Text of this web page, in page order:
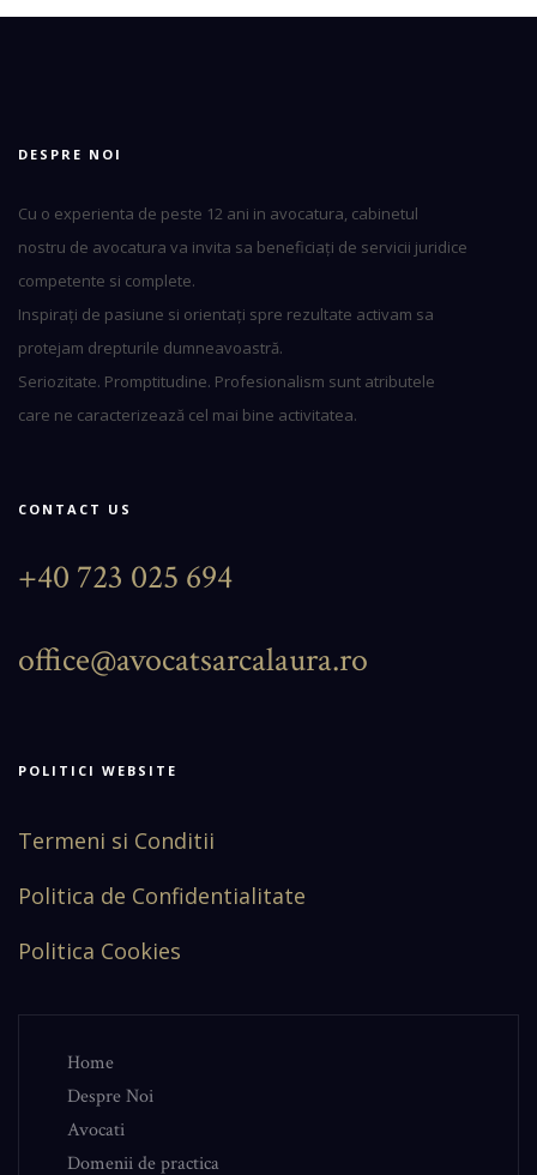
DESPRE NOI
Cu o experienta de peste 12 ani in avocatura, cabinetul
nostru de avocatura va invita sa beneficiați de servicii juridice
competente si complete.
Inspirați de pasiune si orientați spre rezultate activam sa
protejam drepturile dumneavoastră.
Seriozitate. Promptitudine. Profesionalism sunt atributele
care ne caracterizează cel mai bine activitatea.
CONTACT US
+40 723 025 694
office@avocatsarcalaura.ro
POLITICI WEBSITE
Termeni si Conditii
Politica de Confidentialitate
Politica Cookies
Home
Despre Noi
Avocati
Domenii de practica